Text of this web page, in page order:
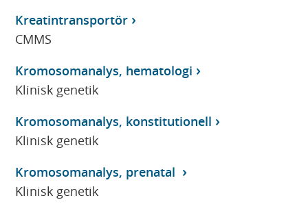
Kreatintransportör
CMMS
Kromosomanalys, hematologi
Klinisk genetik
Kromosomanalys, konstitutionell
Klinisk genetik
Kromosomanalys, prenatal
Klinisk genetik